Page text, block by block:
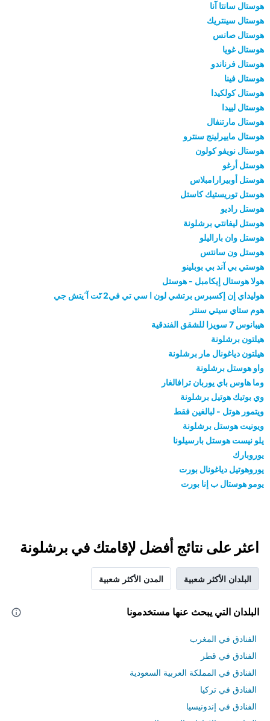
هوستال سانتا آنا
هوستال سينتريك
هوستال صانس
هوستال غويا
هوستال فرناندو
هوستال فينا
هوستال كولكيدا
هوستال لييدا
هوستال مارتنفال
هوستال ماييرلينج سنترو
هوستال نويفو كولون
هوستل أرغو
هوستل أوبيرارامبلاس
هوستل توريستيك كاستل
هوستل راديو
هوستل ليفانتي برشلونة
هوستل وان باراليلو
هوستل ون سانتس
هوستي بي آند بي بوبلينو
هولا هوستال إيكامبل - هوستل
هوليداي إن إكسبرس برتشي لون ا سي تي في2 تٓت آ ٓيتش جي
هوم ستاي سيتي سنتر
هيبانوس 7 سويزا للشقق الفندقية
هيلتون برشلونة
هيلتون دياغونال مار برشلونة
واو هوستل برشلونة
وما هاوس باي يوربان ترافالغار
وي بوتيك هوتيل برشلونة
ويتمور هوتل - لبالغين فقط
ويونيت هوستل برشلونة
يلو نيست هوستل بارسيلونا
يوروبارك
يوروهوتيل دياغونال بورت
يومو هوستال ب إنا بورت
اعثر على نتائج أفضل لإقامتك في برشلونة
البلدان الأكثر شعبية المدن الأكثر شعبية
البلدان التي يبحث عنها مستخدمونا
الفنادق في المغرب
الفنادق في قطر
الفنادق في المملكة العربية السعودية
الفنادق في تركيا
الفنادق في إندونيسيا